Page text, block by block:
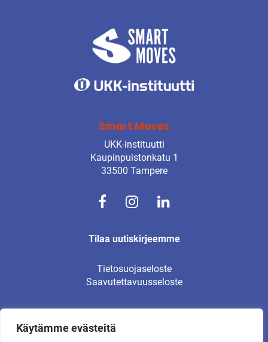
Käytämme evästeitä
Smart Moves
UKK-instituutti
Kaupinpuistonkatu 1
33500 Tampere
Tilaa uutiskirjeemme
Tietosuojaseloste
Saavutettavuusseloste